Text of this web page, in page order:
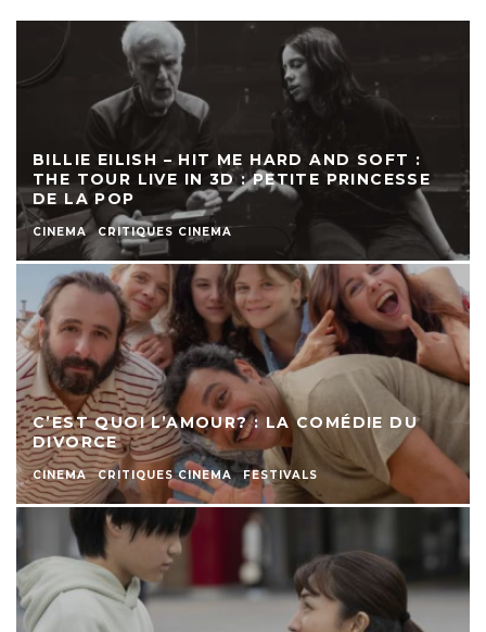
BILLIE EILISH – HIT ME HARD AND SOFT :
THE TOUR LIVE IN 3D : PETITE PRINCESSE
DE LA POP
CINEMA CRITIQUES CINEMA
C’EST QUOI L’AMOUR? : LA COMÉDIE DU
DIVORCE
CINEMA CRITIQUES CINEMA FESTIVALS